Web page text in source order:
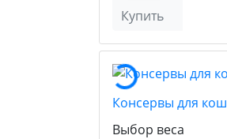
Купить
Консервы для
Выбор веса